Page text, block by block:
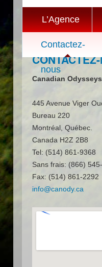
L’Agence
Contactez-
nous
Canadian
445 Avenue Viger
Bureau 220
Montréal, Québec.
Canada H2Z 2B8
Tel: (514) 861-9368
Sans frais: (866)
Fax: (514) 861-2292
info@canody.ca